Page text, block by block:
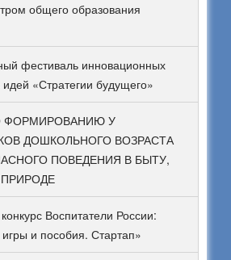
общего образования
фестиваль инновационных
идей «Стратегии будущего»
ФОРМИРОВАНИЮ У
ДОШКОЛЬНОГО ВОЗРАСТА
ПОВЕДЕНИЯ В БЫТУ,
Воспитатели России:
и пособия. Стартап»